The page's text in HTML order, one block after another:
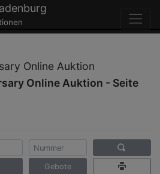
Online Auktion
Online Auktion - Seite
Gebote